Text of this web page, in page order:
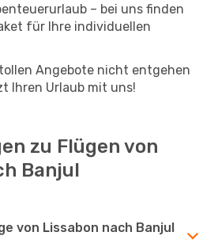
– bei uns finden
für Ihre individuellen
Angebote nicht entgehen
Ihren Urlaub mit uns!
zu Flügen von
Banjul
von Lissabon nach Banjul